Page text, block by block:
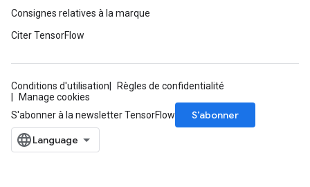
Consignes relatives à la marque
Citer TensorFlow
Conditions d'utilisation
Règles de confidentialité
Manage cookies
S'abonner à la newsletter TensorFlow
S’abonner